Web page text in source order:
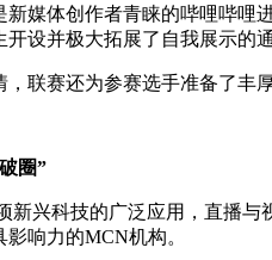
体创作者青睐的哔哩哔哩进
设并极大拓展了自我展示的
赛还为参赛选手准备了丰厚
圈”
兴科技的广泛应用，直播与
响力的MCN机构。